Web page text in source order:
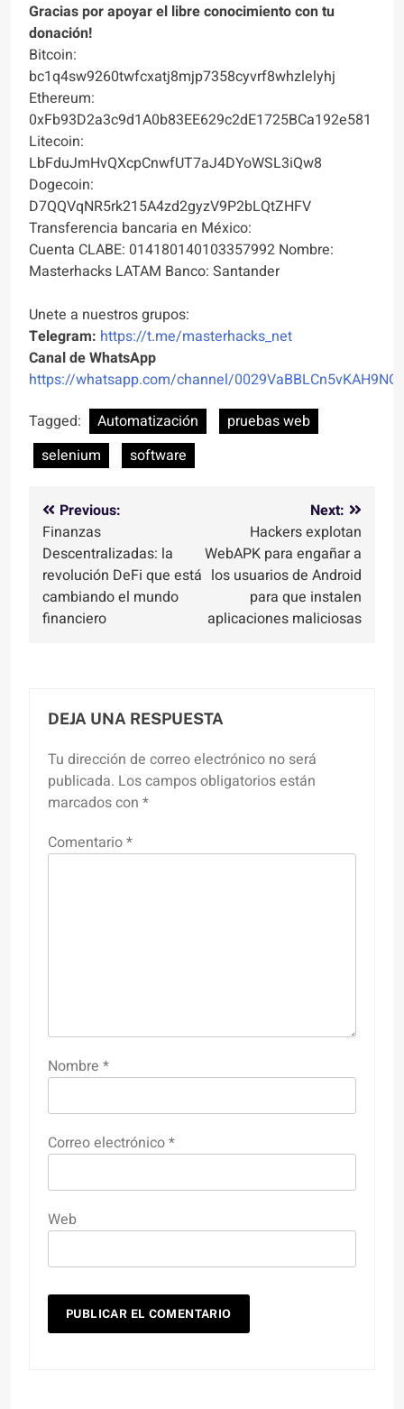
Gracias por apoyar el libre conocimiento con tu
donación!
Bitcoin:
bc1q4sw9260twfcxatj8mjp7358cyvrf8whzlelyhj
Ethereum:
0xFb93D2a3c9d1A0b83EE629c2dE1725BCa192e581
Litecoin:
LbFduJmHvQXcpCnwfUT7aJ4DYoWSL3iQw8
Dogecoin:
D7QQVqNR5rk215A4zd2gyzV9P2bLQtZHFV
Transferencia bancaria en México:
Cuenta CLABE: 014180140103357992 Nombre:
Masterhacks LATAM Banco: Santander
Unete a nuestros grupos:
Telegram: https://t.me/masterhacks_net
Canal de WhatsApp
https://whatsapp.com/channel/
Tagged:
Automatización
pruebas web
selenium
software
Navegación
de
entradas
Previous:
Finanzas
Descentralizadas: la
revolución DeFi que está
cambiando el mundo
financiero
Next:
Hackers explotan
WebAPK para engañar a
los usuarios de Android
para que instalen
aplicaciones maliciosas
DEJA UNA RESPUESTA
Tu dirección de correo electrónico no será
publicada. Los campos obligatorios están
marcados con *
Comentario*
Nombre *
Correo electrónico*
Web